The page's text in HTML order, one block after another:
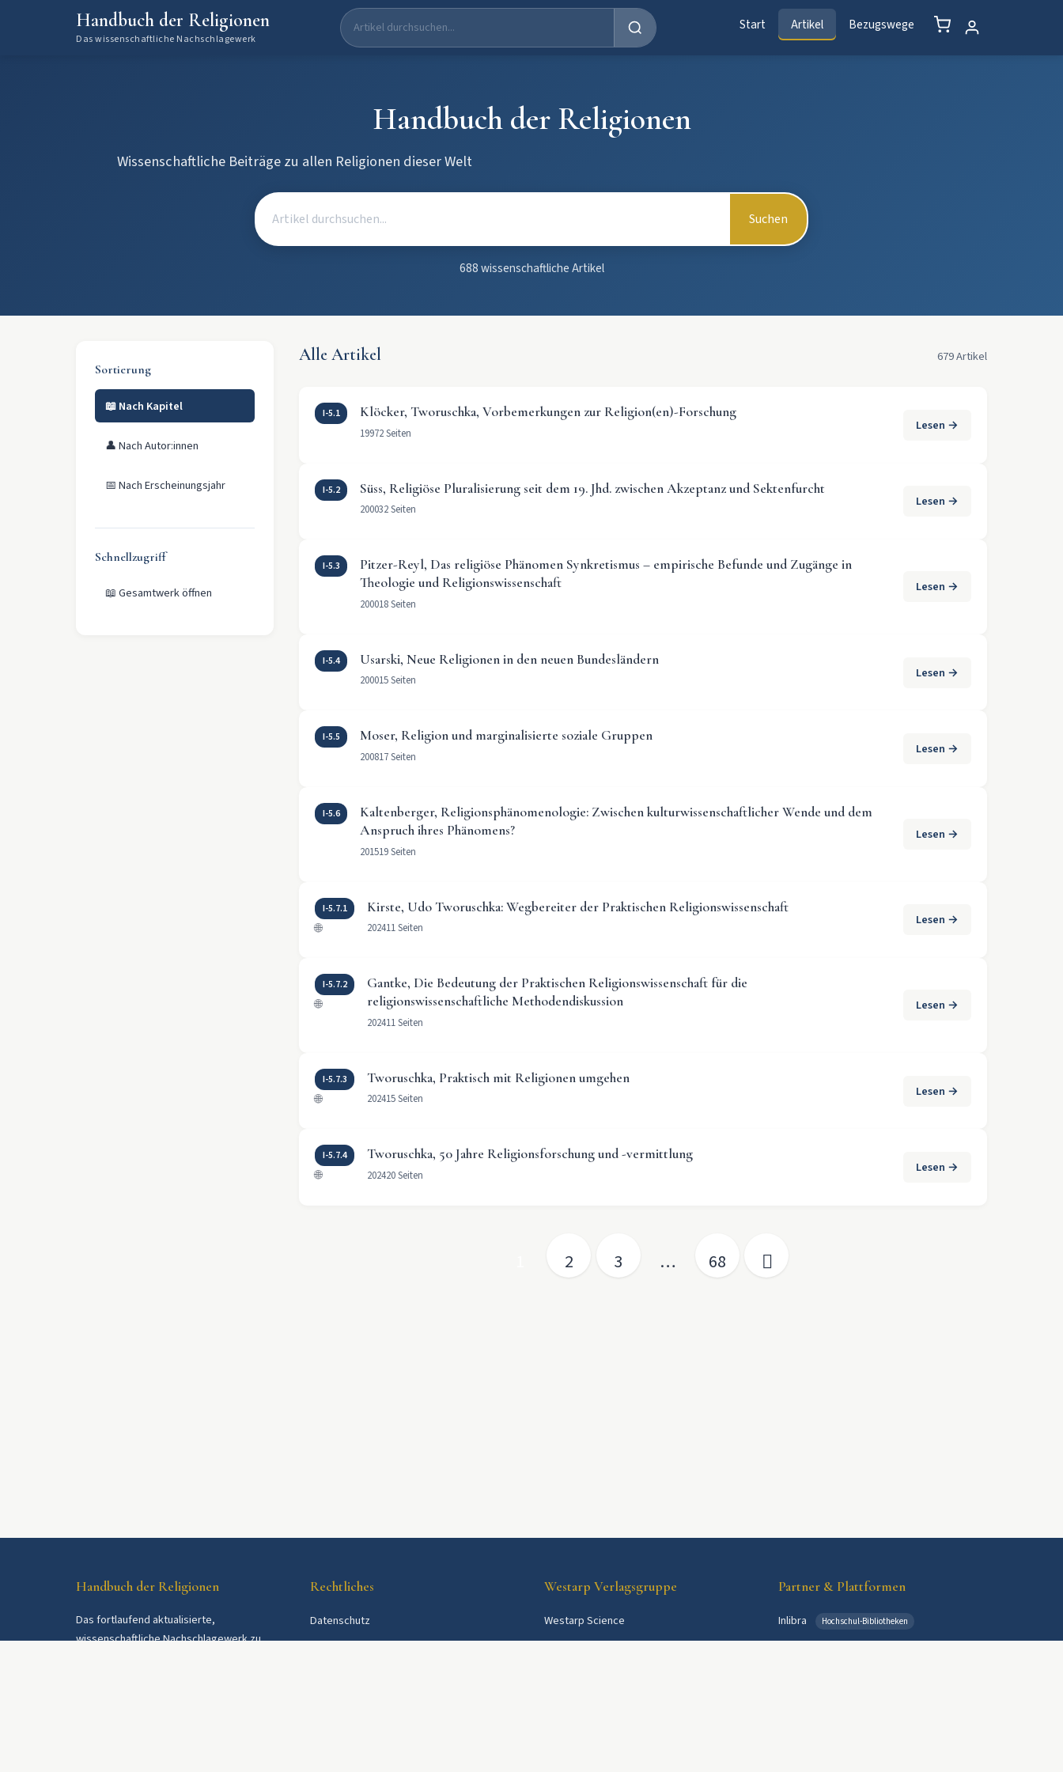
Handbuch der Religionen
Das wissenschaftliche Nachschlagewerk
Start Artikel Bezugswege
Handbuch der Religionen
Wissenschaftliche Beiträge zu allen Religionen dieser Welt
Suchen
688 wissenschaftliche Artikel
Sortierung
📖Nach Kapitel
👤Nach Autor:innen
📅Nach Erscheinungsjahr
Schnellzugriff
📖Gesamtwerk öffnen
Alle Artikel 679 Artikel
I-5.1 Klöcker, Tworuschka, Vorbemerkungen zur Religion(en)-Forschung
19972 Seiten Lesen →
I-5.2 Süss, Religiöse Pluralisierung seit dem 19. Jhd. zwischen Akzeptanz und Sektenfurcht
200032 Seiten Lesen →
I-5.3
Pitzer-Reyl, Das religiöse Phänomen Synkretismus – empirische Befunde und Zugänge in
Theologie und Religionswissenschaft
200018 Seiten
Lesen →
I-5.4 Usarski, Neue Religionen in den neuen Bundesländern
200015 Seiten Lesen →
I-5.5 Moser, Religion und marginalisierte soziale Gruppen
200817 Seiten Lesen →
I-5.6
Kaltenberger, Religionsphänomenologie: Zwischen kulturwissenschaftlicher Wende und dem
Anspruch ihres Phänomens?
201519 Seiten
Lesen →
I-5.7.1
🌐
Kirste, Udo Tworuschka: Wegbereiter der Praktischen Religionswissenschaft
202411 Seiten Lesen →
I-5.7.2
🌐
Gantke, Die Bedeutung der Praktischen Religionswissenschaft für die
religionswissenschaftliche Methodendiskussion
202411 Seiten
Lesen →
I-5.7.3
🌐
Tworuschka, Praktisch mit Religionen umgehen
202415 Seiten Lesen →
I-5.7.4
🌐
Tworuschka, 50 Jahre Religionsforschung und -vermittlung
202420 Seiten Lesen →
2 3 … 68
Handbuch der Religionen
Das fortlaufend aktualisierte,
wissenschaftliche Nachschlagewerk zu
Rechtliches
Datenschutz
Westarp Verlagsgruppe
Westarp Science
Partner & Plattformen
Inlibra Hochschul-Bibliotheken